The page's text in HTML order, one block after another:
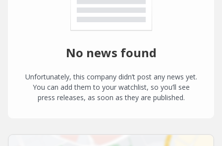
No news found
Unfortunately, this company didn’t post any news yet.
You can add them to your watchlist, so you’ll see
press releases, as soon as they are published.